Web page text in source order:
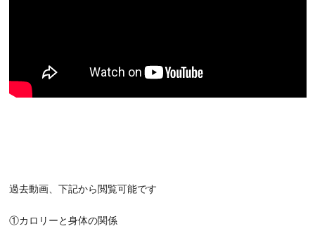
過去動画、下記から閲覧可能です
①カロリーと身体の関係